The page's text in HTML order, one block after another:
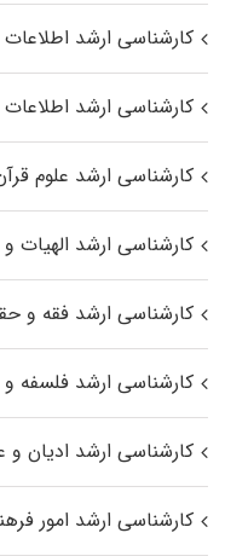
کارشناسی ارشد
کارشناسی ارشد
کارشناسی ارشد علوم
کارشناسی ارشد
کارشناسی ارشد فقه و
کارشناسی ارشد فلسفه و
کارشناسی ارشد ادیان
کارشناسی ارشد امور